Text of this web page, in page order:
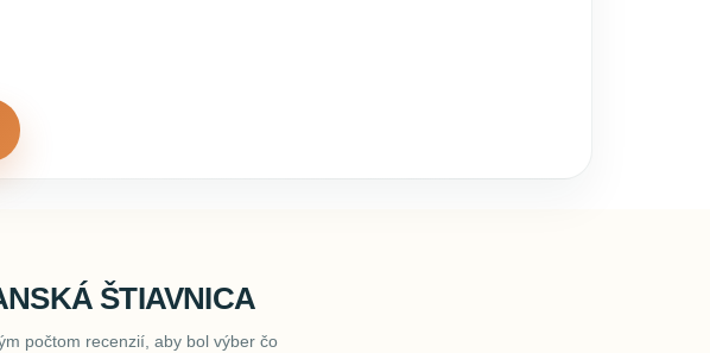
ŠTIAVNICA
počtom recenzií, aby bol výber čo